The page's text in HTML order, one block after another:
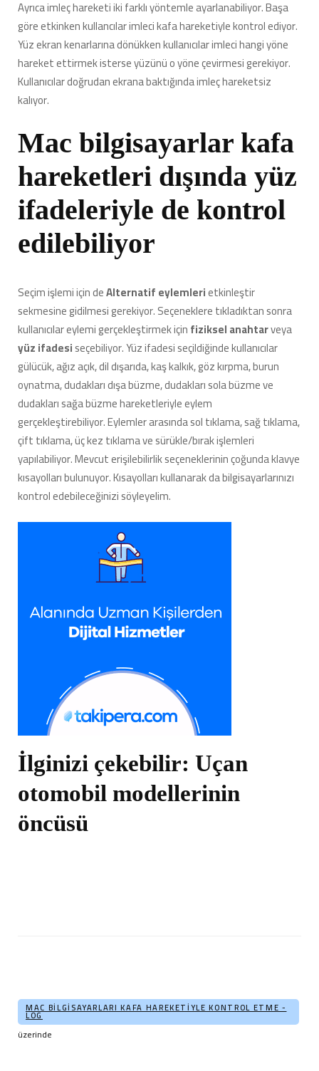
Ayrıca imleç hareketi iki farklı yöntemle ayarlanabiliyor. Başa
göre etkinken kullancılar imleci kafa hareketiyle kontrol ediyor.
Yüz ekran kenarlarına dönükken kullanıcılar imleci hangi yöne
hareket ettirmek isterse yüzünü o yöne çevirmesi gerekiyor.
Kullanıcılar doğrudan ekrana baktığında imleç hareketsiz
kalıyor.
Mac bilgisayarlar kafa
hareketleri dışında yüz
ifadeleriyle de kontrol
edilebiliyor
Seçim işlemi için deAlternatif eylemlerietkinleştir
sekmesine gidilmesi gerekiyor. Seçeneklere tıkladıktan sonra
kullanıcılar eylemi gerçekleştirmek içinfiziksel anahtarveya
yüz ifadesiseçebiliyor. Yüz ifadesi seçildiğinde kullanıcılar
gülücük, ağız açık, dil dışarıda, kaş kalkık, göz kırpma, burun
oynatma, dudakları dışa büzme, dudakları sola büzme ve
dudakları sağa büzme hareketleriyle eylem
gerçekleştirebiliyor. Eylemler arasında sol tıklama, sağ tıklama,
çift tıklama, üç kez tıklama ve sürükle/bırak işlemleri
yapılabiliyor. Mevcut erişilebilirlik seçeneklerinin çoğunda klavye
kısayolları bulunuyor. Kısayolları kullanarak da bilgisayarlarınızı
kontrol edebileceğinizi söyleyelim.
İlginizi çekebilir: Uçan
otomobil modellerinin
öncüsü
MAC BILGISAYARLARI KAFA HAREKETIYLE KONTROL ETME -
LOG
üzerinde